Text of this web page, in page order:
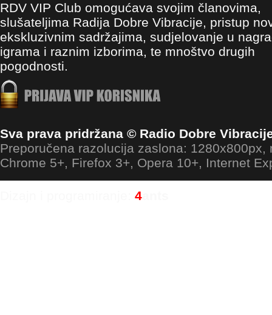
RDV VIP Club omogućava svojim članovima,
slušateljima Radija Dobre Vibracije, pristup
ekskluzivnim sadržajima, sudjelovanje u
igrama i raznim izborima, te mnoštvo drugih
pogodnosti.
Sva prava pridržana © Radio Dobre
Preporučena razolucija zaslona: 1280x800px,
Chrome 5+, Firefox 3+, Opera 10+, Internet
4